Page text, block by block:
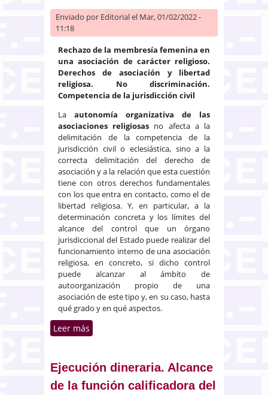
Enviado por Editorialel Mar, 01/02/2022 -
11:18
Rechazo de la membresía femenina en
una asociación de carácter religioso.
Derechos de asociación y libertad
religiosa. No discriminación.
Competencia de la jurisdicción civil
La autonomía organizativa de las
asociaciones religiosas no afecta a la
delimitación de la competencia de la
jurisdicción civil o eclesiástica, sino a la
correcta delimitación del derecho de
asociación y a la relación que esta cuestión
tiene con otros derechos fundamentales
con los que entra en contacto, como el de
libertad religiosa. Y, en particular, a la
determinación concreta y los límites del
alcance del control que un órgano
jurisdiccional del Estado puede realizar del
funcionamiento interno de una asociación
religiosa, en concreto, si dicho control
puede alcanzar al ámbito de
autoorganización propio de una
asociación de este tipo y, en su caso, hasta
qué grado y en qué aspectos.
Leer más
asociación
Ejecución dineraria. Alcance
de la función calificadora del